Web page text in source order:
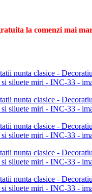
la comenzi mai